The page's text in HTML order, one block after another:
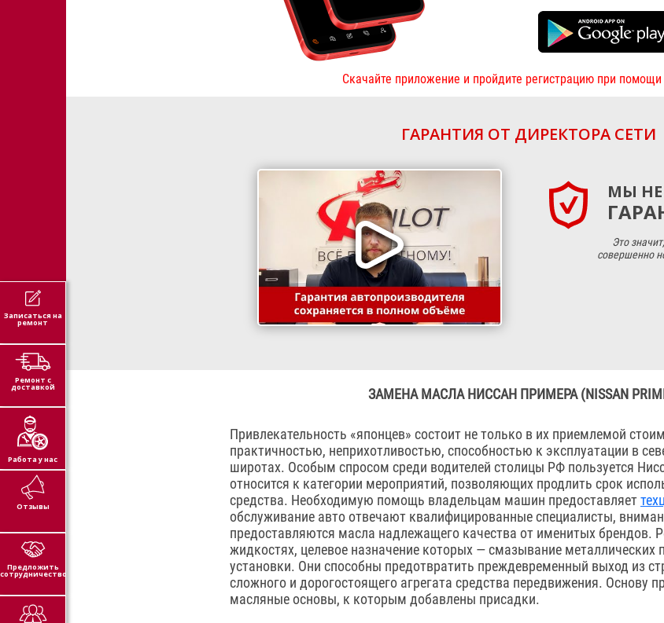
Скачайте приложение и пройдите регистрацию при помощи
ГАРАНТИЯ ОТ ДИРЕКТОРА СЕТИ
МЫ
Это
совершенно
ЗАМЕНА МАСЛА НИССАН ПРИМЕРА (NISSAN
Привлекательность «японцев» состоит не только в их приемлемой
практичностью, неприхотливостью, способностью к эксплуатации в
широтах. Особым спросом среди водителей столицы РФ пользуется
относится к категории мероприятий, позволяющих продлить срок
средства. Необходимую помощь владельцам машин предоставляет
обслуживание авто отвечают квалифицированные специалисты,
предоставляются масла надлежащего качества от именитых брендов.
жидкостях, целевое назначение которых — смазывание металлических
установки. Они способны предотвратить преждевременный выход из
сложного и дорогостоящего агрегата средства передвижения. Основу
масляные основы, к которым добавлены присадки.
Записаться на
ремонт
Ремонт с
доставкой
Работа у нас
Отзывы
Предложить
сотрудничество